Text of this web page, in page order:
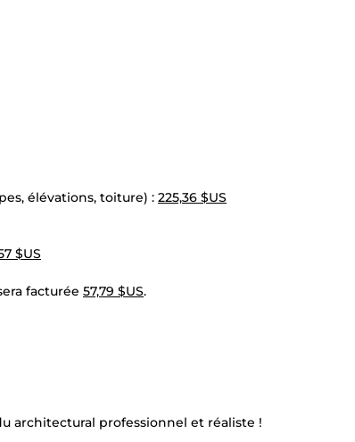
élévations, toiture) : 225,36 $US
$US
facturée 57,79 $US.
architectural professionnel et réaliste !